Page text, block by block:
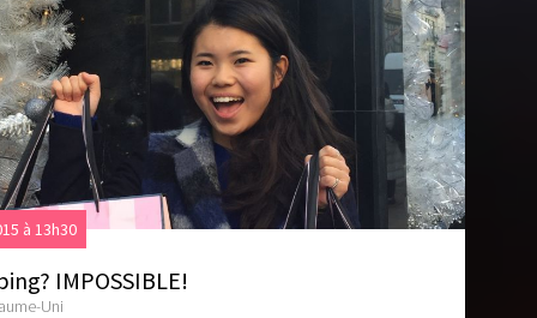
à 13h30
IMPOSSIBLE!
Uni